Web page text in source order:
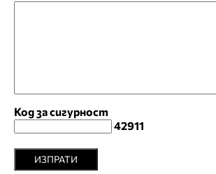
Код за сигурност
42911
ИЗПРАТИ